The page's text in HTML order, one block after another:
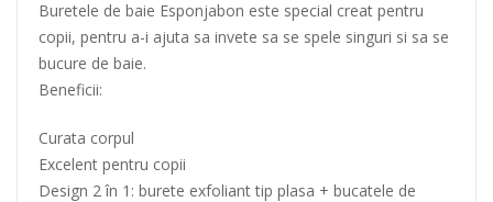
Buretele de baie Esponjabon este special creat pentru
copii, pentru a-i ajuta sa invete sa se spele singuri si sa se
bucure de baie.
Beneficii:
Curata corpul
Excelent pentru copii
Design 2 în 1: burete exfoliant tip plasa + bucatele de